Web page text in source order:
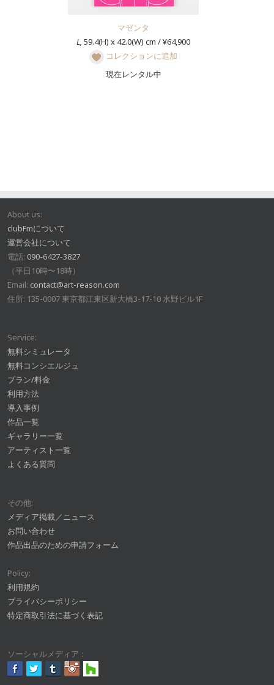
マゼンタ
L, 59.4(H) x 42.0(W) cm / ¥64,900
コレクションに追加
現在レンタル中
About us:
clubFmについて
運営会社について
電話: 090-6427-3827
（平日10時〜18時）
Email: contact@art-reason.com
住所: 135-0007 東京都江東区新大橋3-17-10 水野ビル1F
Service:
無料シミュレータ
無料コンシエルジュ
プラン/料金
利用方法
導入事例
作品一覧
ギャラリー一覧
アーティスト一覧
よくある質問
その他:
メディア掲載／ニュース
お問い合わせ
作品出品のための申請フォーム
Policy:
利用規約
プライバシーポリシー
特定商取引法に基づく表記
ソーシャルメディア：